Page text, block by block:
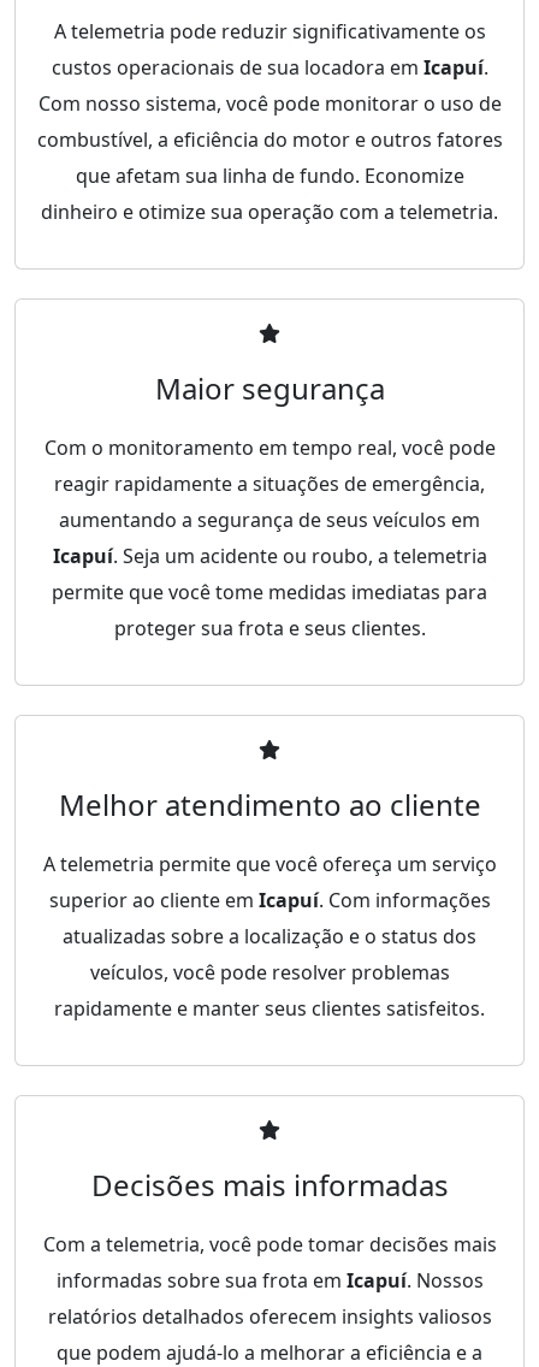
A telemetria pode reduzir significativamente os
custos operacionais de sua locadora em Icapuí.
Com nosso sistema, você pode monitorar o uso de
combustível, a eficiência do motor e outros fatores
que afetam sua linha de fundo. Economize
dinheiro e otimize sua operação com a telemetria.
Maior segurança
Com o monitoramento em tempo real, você pode
reagir rapidamente a situações de emergência,
aumentando a segurança de seus veículos em
Icapuí. Seja um acidente ou roubo, a telemetria
permite que você tome medidas imediatas para
proteger sua frota e seus clientes.
Melhor atendimento ao cliente
A telemetria permite que você ofereça um serviço
superior ao cliente em Icapuí. Com informações
atualizadas sobre a localização e o status dos
veículos, você pode resolver problemas
rapidamente e manter seus clientes satisfeitos.
Decisões mais informadas
Com a telemetria, você pode tomar decisões mais
informadas sobre sua frota em Icapuí. Nossos
relatórios detalhados oferecem insights valiosos
que podem ajudá-lo a melhorar a eficiência e a